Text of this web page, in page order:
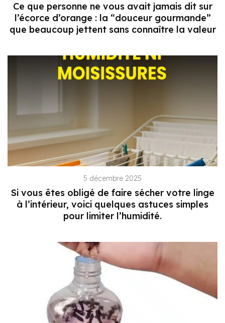
Ce que personne ne vous avait jamais dit sur
l’écorce d’orange : la “douceur gourmande”
que beaucoup jettent sans connaître la valeur
5 décembre 2025
Si vous êtes obligé de faire sécher votre linge
à l’intérieur, voici quelques astuces simples
pour limiter l’humidité.